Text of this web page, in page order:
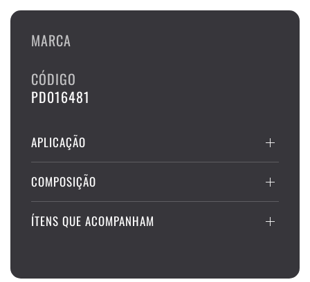
MARCA
CÓDIGO
PD016481
APLICAÇÃO
COMPOSIÇÃO
ÍTENS QUE ACOMPANHAM